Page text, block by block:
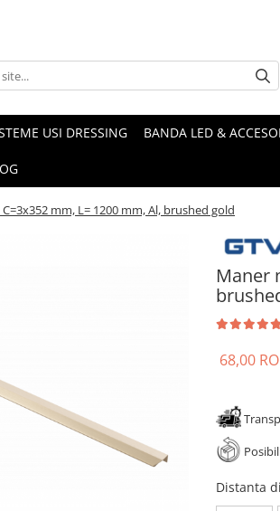
USI DRESSING BANDA LED &
C=3x352 mm, L= 1200 mm, Al, brushed gold
Maner
68,00
Distanta